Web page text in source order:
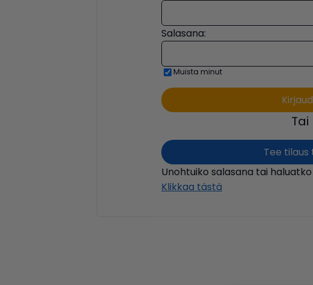
Salasana:
Muista minut
Tai
Tee tilaus
Unohtuiko salasana tai
Klikkaa tästä